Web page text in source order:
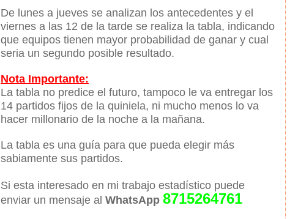
De lunes a jueves se analizan los antecedentes y el
viernes a las 12 de la tarde se realiza la tabla, indicando
que equipos tienen mayor probabilidad de ganar y cual
seria un segundo posible resultado.
Nota Importante:
La tabla no predice el futuro, tampoco le va entregar los
14 partidos fijos de la quiniela, ni mucho menos lo va
hacer millonario de la noche a la mañana.
La tabla es una guía para que pueda elegir más
sabiamente sus partidos.
Si esta interesado en mi trabajo estadístico puede
enviar un mensaje al WhatsApp 8715264761